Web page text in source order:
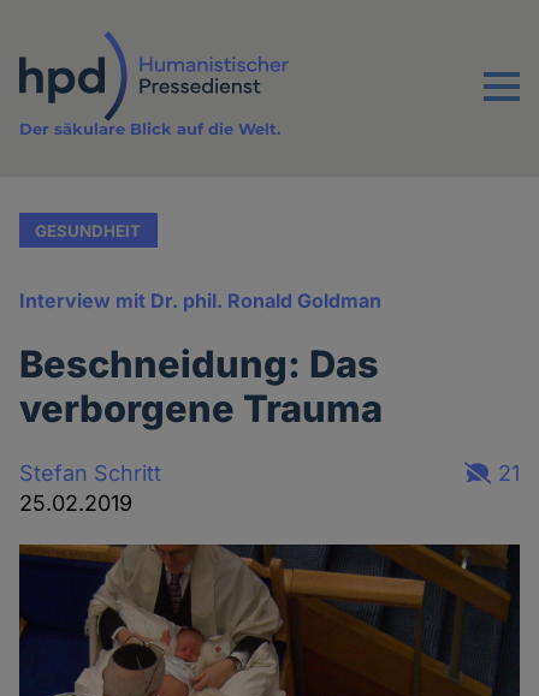
Inhalt
Menu
Der säkulare Blick auf die Welt.
GESUNDHEIT
Interview mit Dr. phil. Ronald Goldman
Beschneidung: Das
verborgene Trauma
Stefan Schritt
25.02.2019
21